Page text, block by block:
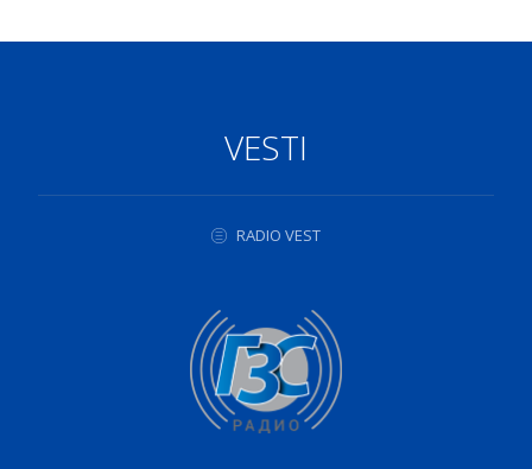
VESTI
RADIO VEST